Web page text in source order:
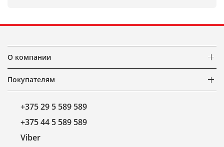
О компании
Покупателям
+375 29 5 589 589
+375 44 5 589 589
Viber